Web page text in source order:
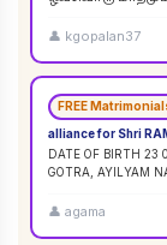
👤 kgopalan37
FREE
alliance for Shri
DATE OF BIRTH 23
GOTRA, AYILYAM
👤 agama